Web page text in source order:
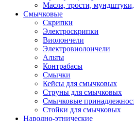
Масла, трости,
Смычковые
Скрипки
Электроскрипки
Виолончели
Электровиолончели
Альты
Контрабасы
Смычки
Кейсы для смычковых
Струны для смычковых
Смычковые
Стойки для смычковых
Народно-этнические